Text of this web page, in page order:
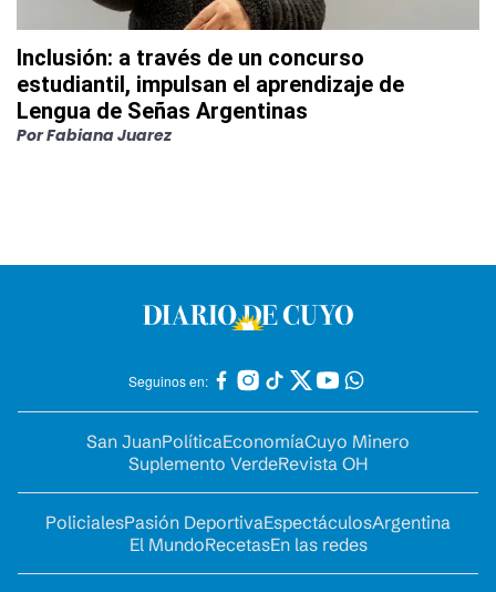
Inclusión: a través de un concurso
estudiantil, impulsan el aprendizaje de
Lengua de Señas Argentinas
PorFabiana Juarez
Seguinos en:
San JuanPolíticaEconomíaCuyo Minero
Suplemento VerdeRevista OH
PolicialesPasión DeportivaEspectáculosArgentina
El MundoRecetasEn las redes